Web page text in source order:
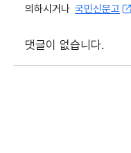
쳐집니다."
화면자막>대한뉴스
의하시거나 국민신문고
댓글이 없습니다.